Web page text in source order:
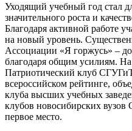
Уходящий учебный год стал
значительного роста и
Благодаря активной работе
на новый уровень.
Ассоциации «Я горжусь» –
благодаря общим усилиям.
Патриотический клуб
всероссийском рейтинге,
клуба высших учебных
клубов новосибирских
первое место.